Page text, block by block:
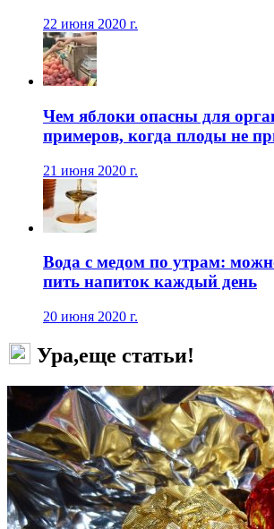
22 июня 2020 г.
Чем яблоки опасны для
примеров, когда плоды не
21 июня 2020 г.
Вода с медом по утрам:
пить напиток каждый день
20 июня 2020 г.
Ура,еще статьи!